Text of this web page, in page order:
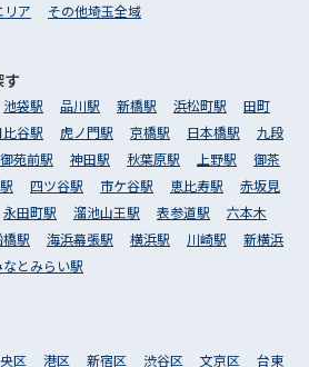
リア その他埼玉全域
池袋駅 品川駅 新橋駅 浜松町駅
田町
比谷駅 虎ノ門駅 京橋駅 日本橋駅
九段
苑前駅 神田駅 秋葉原駅 上野駅
御茶
四ツ谷駅 市ケ谷駅 恵比寿駅
赤坂見
永田町駅 溜池山王駅 表参道駅
六本木
駅 海浜幕張駅 横浜駅 川崎駅
新横浜
なとみらい駅
区 港区 新宿区 渋谷区 文京区 台東